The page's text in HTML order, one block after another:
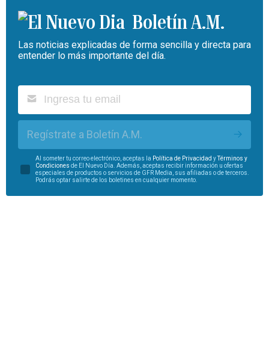
Boletín A.M.
Las noticias explicadas de forma sencilla y directa para
entender lo más importante del día.
Regístrate a Boletín A.M.
Al someter tu correo electrónico, aceptas la Política de Privacidad yTérminos y
Condiciones de El Nuevo Día. Además, aceptas recibir información u ofertas
especiales de productos o servicios de GFR Media, sus afiliadas o de terceros.
Podrás optar salirte de los boletines en cualquier momento.